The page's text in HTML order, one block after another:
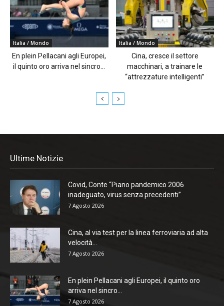
Italia / Mondo
En plein Pellacani agli Europei,
il quinto oro arriva nel sincro...
Italia / Mondo
Cina, cresce il settore
macchinari, a trainare le
“attrezzature intelligenti”
Ultime Notizie
Covid, Conte “Piano pandemico 2006
inadeguato, virus senza precedenti”
7 Agosto 2026
Cina, al via test per la linea ferroviaria ad alta
velocità...
7 Agosto 2026
En plein Pellacani agli Europei, il quinto oro
arriva nel sincro...
7 Agosto 2026